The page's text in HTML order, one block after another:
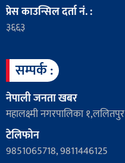
प्रेस काउन्सिल दर्ता नं. :
३६६३
सम्पर्क :
नेपाली जनता खबर
महालक्ष्मी नगरपालिका १,ललितपुर
टेलिफोन
9851065718, 9811446125